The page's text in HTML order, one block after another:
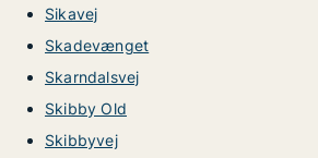
Sikavej
Skadevænget
Skarndalsvej
Skibby Old
Skibbyvej